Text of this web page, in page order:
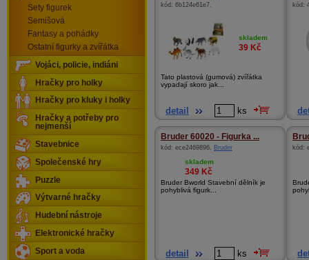
kód: 6b124e61e7,
skladem
39 Kč
Tato plastová (gumová) zvířátka
vypadají skoro jak...
detail ks
kód:
Bruder 60020 - Figurka ...
kód: ece2469896, Bruder
skladem
349 Kč
Bruder Bworld Stavební dělník je
pohyblivá figurk...
detail ks
kód:
Sety figurek
Semišová
Fantasy a pohádky
Ostatní figurky a zvířátka
Vojáci, policie, indiáni
Hračky pro holky
Hračky pro kluky i holky
Hračky a potřeby pro
nejmenší
Stavebnice
Společenské hry
Puzzle
Výtvarné hračky
Hudební nástroje
Elektronické hračky
Sport a voda